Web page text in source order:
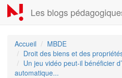
Aller
au
contenu
Les blogs
Accueil
MBDE
Droit des biens et des
Un jeu vidéo peut-il bénéficier
automatique...